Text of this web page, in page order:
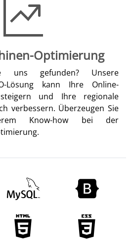
Optimierung
uns gefunden? Unsere
Lösung kann Ihre Online-
und Ihre regionale
verbessern. Überzeugen Sie
Know-how bei der